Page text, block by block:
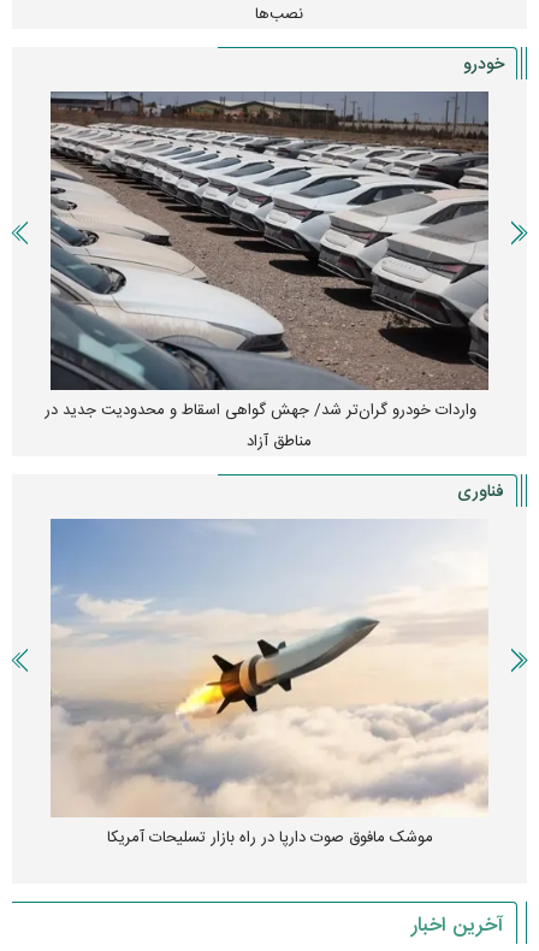
نصب‌ها
خودرو
واردات خودرو گران‌تر شد/ جهش گواهی اسقاط و محدودیت جدید در
مناطق آزاد
فناوری
موشک مافوق صوت دارپا در راه بازار تسلیحات آمریکا
آخرین اخبار